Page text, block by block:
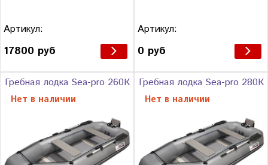
Артикул:
17800 руб
Артикул:
0 руб
Гребная лодка Sea-pro 260К
Нет в наличии
Гребная лодка Sea-pro 280К
Нет в наличии